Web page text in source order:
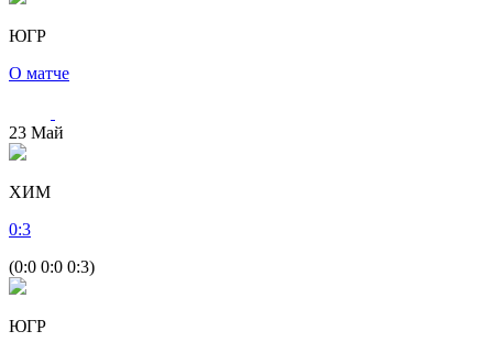
ЮГР
О матче
23 Май
ХИМ
0:3
(0:0 0:0 0:3)
ЮГР